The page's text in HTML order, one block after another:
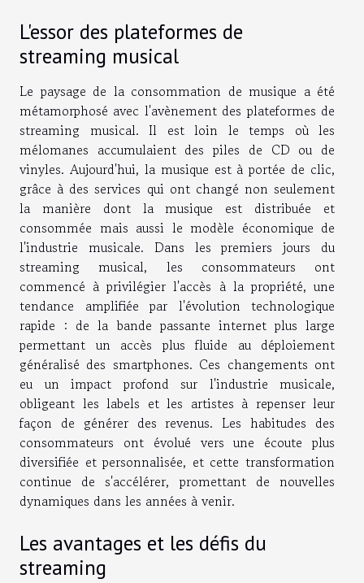
L'essor des plateformes de
streaming musical
Le paysage de la consommation de musique a été
métamorphosé avec l'avènement des plateformes de
streaming musical. Il est loin le temps où les
mélomanes accumulaient des piles de CD ou de
vinyles. Aujourd'hui, la musique est à portée de clic,
grâce à des services qui ont changé non seulement
la manière dont la musique est distribuée et
consommée mais aussi le modèle économique de
l'industrie musicale. Dans les premiers jours du
streaming musical, les consommateurs ont
commencé à privilégier l'accès à la propriété, une
tendance amplifiée par l'évolution technologique
rapide : de la bande passante internet plus large
permettant un accès plus fluide au déploiement
généralisé des smartphones. Ces changements ont
eu un impact profond sur l'industrie musicale,
obligeant les labels et les artistes à repenser leur
façon de générer des revenus. Les habitudes des
consommateurs ont évolué vers une écoute plus
diversifiée et personnalisée, et cette transformation
continue de s'accélérer, promettant de nouvelles
dynamiques dans les années à venir.
Les avantages et les défis du
streaming